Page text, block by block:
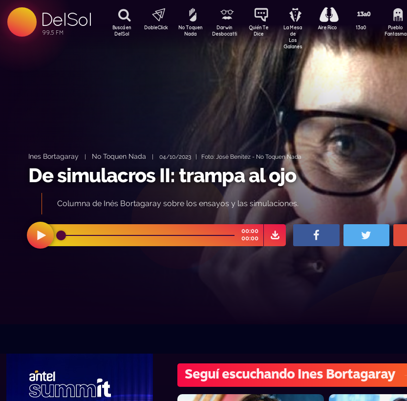
DelSol
99.5 FM
Buscá en
DelSol
DobleClick
No Toquen
Nada
Darwin
Desbocatti
Quién Te
Dice
La Mesa
de
Los
Galanes
Aire Rico 13a0
Pueblo
Fantasma
Ines Bortagaray | No Toquen Nada | 04/10/2023 | Foto: José Benítez - No Toquen Nada
De simulacros II: trampa al ojo
Columna de Inés Bortagaray sobre los ensayos y las simulaciones.
00:00
00:00
Seguí escuchando Ines Bortagaray